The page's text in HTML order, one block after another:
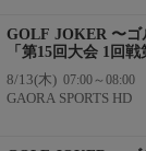
を発信中！
やん」
GOLF JOKER 〜ゴ
「第15回大会 1回
8/13(木) 07:00～08:00
GAORA SPORTS HD